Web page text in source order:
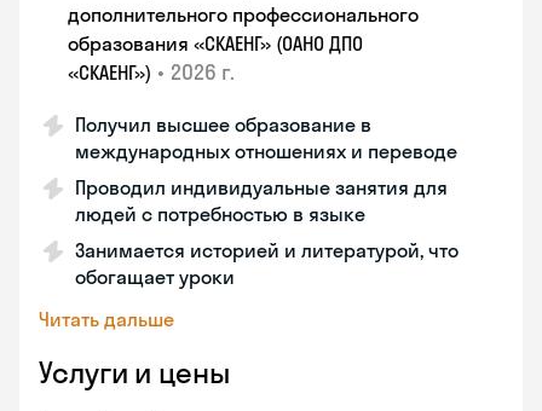
дополнительного профессионального
образования «СКАЕНГ» (ОАНО ДПО
«СКАЕНГ») • 2026 г.
Получил высшее образование в
международных отношениях и переводе
Проводил индивидуальные занятия для
людей с потребностью в языке
Занимается историей и литературой, что
обогащает уроки
Читать дальше
Услуги и цены